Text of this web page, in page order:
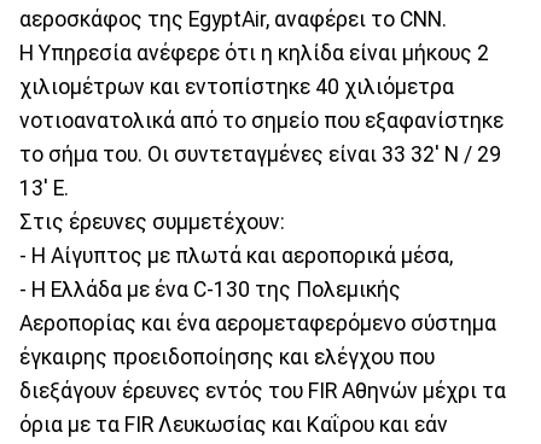
αεροσκάφος της EgyptAir, αναφέρει το CNN.
Η Υπηρεσία ανέφερε ότι η κηλίδα είναι μήκους 2
χιλιομέτρων και εντοπίστηκε 40 χιλιόμετρα
νοτιοανατολικά από το σημείο που εξαφανίστηκε
το σήμα του. Οι συντεταγμένες είναι 33 32' N / 29
13' E.
Στις έρευνες συμμετέχουν:
- Η Αίγυπτος με πλωτά και αεροπορικά μέσα,
- Η Ελλάδα με ένα C-130 της Πολεμικής
Αεροπορίας και ένα αερομεταφερόμενο σύστημα
έγκαιρης προειδοποίησης και ελέγχου που
διεξάγουν έρευνες εντός του FIR Αθηνών μέχρι τα
όρια με τα FIR Λευκωσίας και Καΐρου και εάν